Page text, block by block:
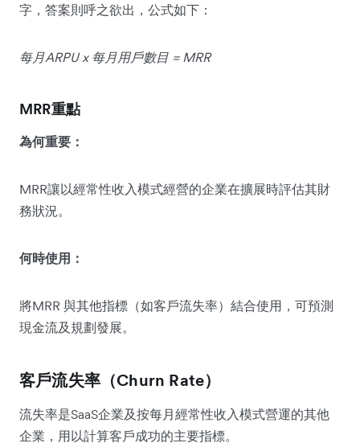
字，答案則呼之欲出，公式如下：
每月ARPU x 每月用戶數目 = MRR
MRR重點
為何重要：
MRR讓以經常性收入模式經營的企業在擴展時評估其財
務狀況。
何時使用：
將MRR 與其他指標（如客戶流失率）結合使用，可預測
現金流及規劃發展。
客戶流失率（Churn Rate）
流失率是SaaS企業及按每月經常性收入模式營運的其他
企業，用以計算客戶成功的主要指標。